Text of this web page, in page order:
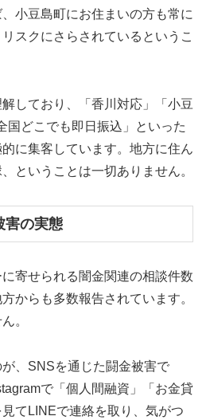
小豆島町にお住まいの方も常に
スクにさらされているというこ
しており、「香川対応」「小豆
国どこでも即日振込」といった
に集客しています。地方に住ん
ということは一切ありません。
害の実態
寄せられる闇金関連の相談件数
からも多数報告されています。
。
、SNSを通じた闘金被害で
で「個人間融資」「お金貸
てLINEで連絡を取り、気がつ